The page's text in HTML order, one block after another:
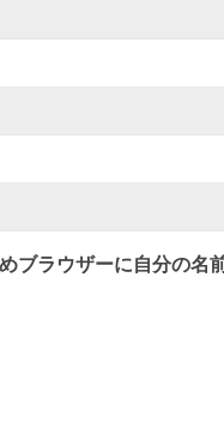
ブラウザーに自分の名